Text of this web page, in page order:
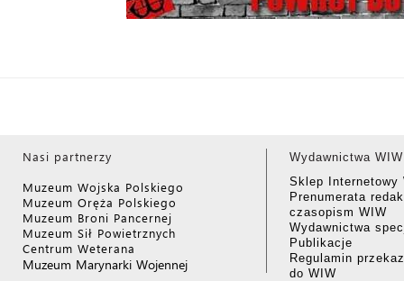
Nasi partnerzy
Muzeum Wojska Polskiego
Muzeum Oręża Polskiego
Muzeum Broni Pancernej
Muzeum Sił Powietrznych
Centrum Weterana
Muzeum Marynarki Wojennej
Wydawnictwa WIW
Sklep Internetowy
Prenumerata
czasopism WIW
Wydawnictwa
Publikacje
Regulamin
do WIW